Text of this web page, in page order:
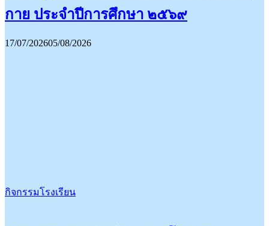
กาย ประจำปีการศึกษา ๒๕๖๙
17/07/202605/08/2026
กิจกรรมโรงเรียน